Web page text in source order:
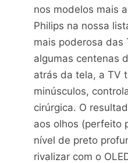
nos modelos mais
Philips na nossa
mais poderosa das
algumas centenas
atrás da tela, a TV
minúsculos,
cirúrgica. O
aos olhos (perfeito
nível de preto
rivalizar com o